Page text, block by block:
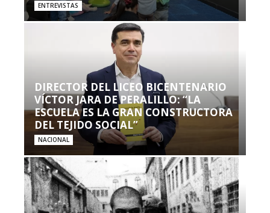
ENTREVISTAS
DIRECTOR DEL LICEO BICENTENARIO
VÍCTOR JARA DE PERALILLO: “LA
ESCUELA ES LA GRAN CONSTRUCTORA
DEL TEJIDO SOCIAL”
NACIONAL